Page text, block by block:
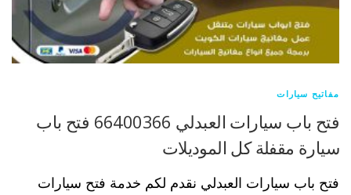
مفاتيح سيارات
فتح باب سيارات العبدلي 66400366 فتح باب
سيارة مقفلة كل الموديلات
فتح باب سيارات العبدلي نقدم لكم خدمة فتح سيارات